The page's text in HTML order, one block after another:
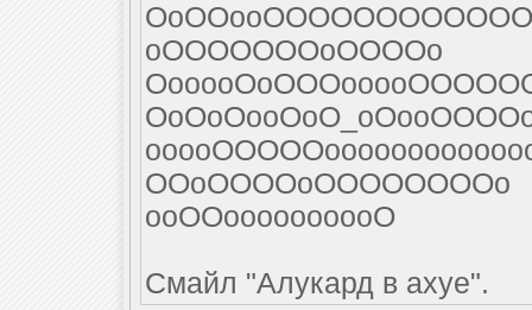
оОООООООоООООо
ООоООООоООООООООо
ооООоооооооооО
Смайл "Алукард в ахуе".